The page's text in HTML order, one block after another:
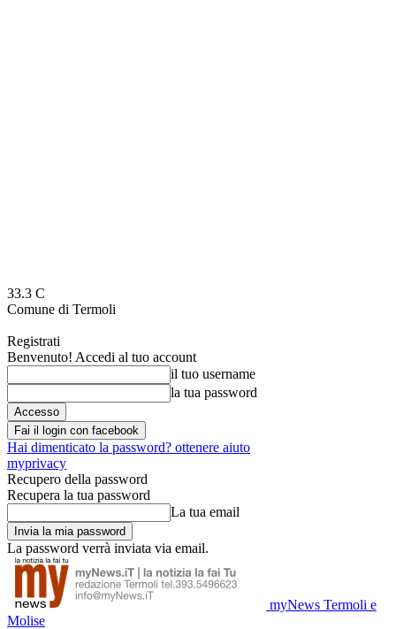
33.3 C
Comune di Termoli
Registrati
Benvenuto! Accedi al tuo account
il tuo username
la tua password
Fai il login con facebook
Hai dimenticato la password? ottenere aiuto
myprivacy
Recupero della password
Recupera la tua password
La tua email
La password verrà inviata via email.
myNews Termoli e
Molise